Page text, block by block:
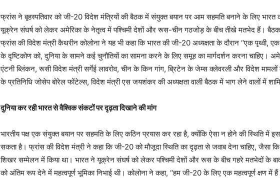
फ्रांस ने बृहस्पतिवार को जी-20 विदेश मंत्रियों की बैठक में संयुक्त बयान पर आम सहमति बनाने के लिए भारत
यूक्रेन संघर्ष को लेकर अमेरिका के नेतृत्व में पश्चिमी देशों और रूस-चीन गठजोड़ के बीच तीखे मतभेद हैं। बैठक
फ्रांस की विदेश मंत्री कैथरीन कोलोना ने यह भी कहा कि भारत की जी-20 अध्यक्षता के दौरान ‘‘एक पृथ्वी,
के दृष्टिकोण को, दुनिया के सामने कई चुनौतियों का सामना करने के लिए समूह का मार्गदर्शन करना चाहिए।
एंटनी ब्लिंकन, रूसी विदेश मंत्री सर्गेई लावरोव, चीन के किन गांग, ब्रिटेन के जेम्स क्लेवरली और विदेश
के प्रतिनिधि जोसेप बोरेल फोंटेल्स, विदेश मंत्री एस जयशंकर की अध्यक्षता वाली बैठक में भाग लेने वालों में
दुनिया कर रही भारत से वैश्विक संकटों पर दृढ़ता दिखाने की मांग
भारतीय पक्ष एक संयुक्त बयान पर सहमति के लिए कठिन प्रयास कर रहा है, क्योंकि ऐसा न होने की स्थिति में
सकता है। फ्रांस की विदेश मंत्री ने कहा कि जी-20 को मौजूदा स्थिति का दृढ़ता से जवाब देना चाहिए, जैसा
शिखर सम्मेलन में किया था। भारत ने यूक्रेन संघर्ष को लेकर पश्चिमी देशों और रूस के बीच गहरे मतभेदों के
को अंतिम रूप देने में महत्वपूर्ण भूमिका निभाई थी। कोलोना ने कहा, ‘‘हम जी-20 के लिए एक महत्वपूर्ण क्षण में